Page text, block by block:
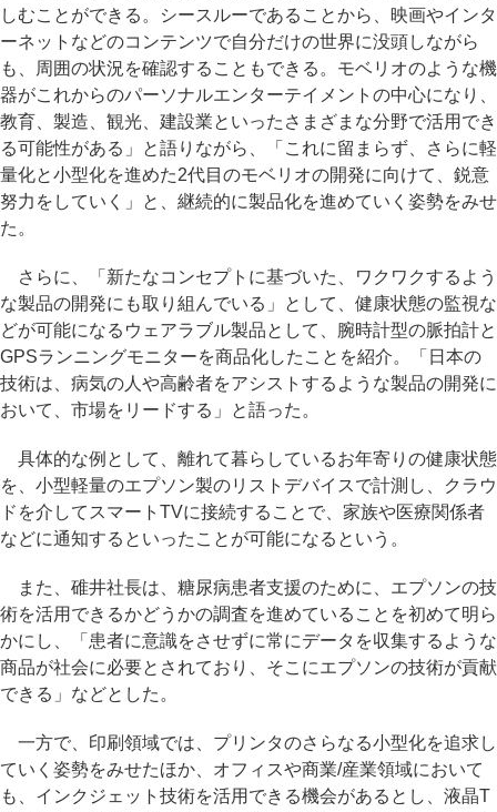
しむことができる。シースルーであることから、映画やインタ
ーネットなどのコンテンツで自分だけの世界に没頭しながら
も、周囲の状況を確認することもできる。モベリオのような機
器がこれからのパーソナルエンターテイメントの中心になり、
教育、製造、観光、建設業といったさまざまな分野で活用でき
る可能性がある」と語りながら、「これに留まらず、さらに軽
量化と小型化を進めた2代目のモベリオの開発に向けて、鋭意
努力をしていく」と、継続的に製品化を進めていく姿勢をみせ
た。
さらに、「新たなコンセプトに基づいた、ワクワクするよう
な製品の開発にも取り組んでいる」として、健康状態の監視な
どが可能になるウェアラブル製品として、腕時計型の脈拍計と
GPSランニングモニターを商品化したことを紹介。「日本の
技術は、病気の人や高齢者をアシストするような製品の開発に
おいて、市場をリードする」と語った。
具体的な例として、離れて暮らしているお年寄りの健康状態
を、小型軽量のエプソン製のリストデバイスで計測し、クラウ
ドを介してスマートTVに接続することで、家族や医療関係者
などに通知するといったことが可能になるという。
また、碓井社長は、糖尿病患者支援のために、エプソンの技
術を活用できるかどうかの調査を進めていることを初めて明ら
かにし、「患者に意識をさせずに常にデータを収集するような
商品が社会に必要とされており、そこにエプソンの技術が貢献
できる」などとした。
一方で、印刷領域では、プリンタのさらなる小型化を追求し
ていく姿勢をみせたほか、オフィスや商業/産業領域において
も、インクジェット技術を活用できる機会があるとし、液晶T